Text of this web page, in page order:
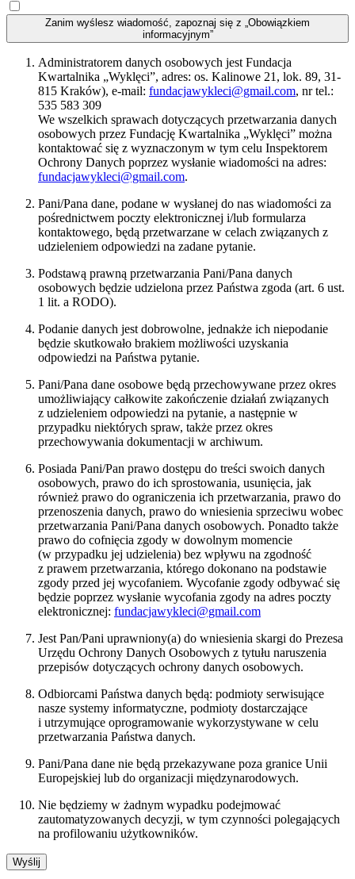
Zanim wyślesz wiadomość, zapoznaj się z „Obowiązkiem
informacyjnym”
Administratorem danych osobowych jest Fundacja
Kwartalnika „Wyklęci”, adres: os. Kalinowe 21, lok. 89, 31-
815 Kraków), e-mail: fundacjawykleci@gmail.com, nr tel.:
535 583 309
We wszelkich sprawach dotyczących przetwarzania danych
osobowych przez Fundację Kwartalnika „Wyklęci” można
kontaktować się z wyznaczonym w tym celu Inspektorem
Ochrony Danych poprzez wysłanie wiadomości na adres:
fundacjawykleci@gmail.com.
Pani/Pana dane, podane w wysłanej do nas wiadomości za
pośrednictwem poczty elektronicznej i/lub formularza
kontaktowego, będą przetwarzane w celach związanych z
udzieleniem odpowiedzi na zadane pytanie.
Podstawą prawną przetwarzania Pani/Pana danych
osobowych będzie udzielona przez Państwa zgoda (art. 6 ust.
1 lit. a RODO).
Podanie danych jest dobrowolne, jednakże ich niepodanie
będzie skutkowało brakiem możliwości uzyskania
odpowiedzi na Państwa pytanie.
Pani/Pana dane osobowe będą przechowywane przez okres
umożliwiający całkowite zakończenie działań związanych
z udzieleniem odpowiedzi na pytanie, a następnie w
przypadku niektórych spraw, także przez okres
przechowywania dokumentacji w archiwum.
Posiada Pani/Pan prawo dostępu do treści swoich danych
osobowych, prawo do ich sprostowania, usunięcia, jak
również prawo do ograniczenia ich przetwarzania, prawo do
przenoszenia danych, prawo do wniesienia sprzeciwu wobec
przetwarzania Pani/Pana danych osobowych. Ponadto także
prawo do cofnięcia zgody w dowolnym momencie
(w przypadku jej udzielenia) bez wpływu na zgodność
z prawem przetwarzania, którego dokonano na podstawie
zgody przed jej wycofaniem. Wycofanie zgody odbywać się
będzie poprzez wysłanie wycofania zgody na adres poczty
elektronicznej: fundacjawykleci@gmail.com
Jest Pan/Pani uprawniony(a) do wniesienia skargi do Prezesa
Urzędu Ochrony Danych Osobowych z tytułu naruszenia
przepisów dotyczących ochrony danych osobowych.
Odbiorcami Państwa danych będą: podmioty serwisujące
nasze systemy informatyczne, podmioty dostarczające
i utrzymujące oprogramowanie wykorzystywane w celu
przetwarzania Państwa danych.
Pani/Pana dane nie będą przekazywane poza granice Unii
Europejskiej lub do organizacji międzynarodowych.
Nie będziemy w żadnym wypadku podejmować
zautomatyzowanych decyzji, w tym czynności polegających
na profilowaniu użytkowników.